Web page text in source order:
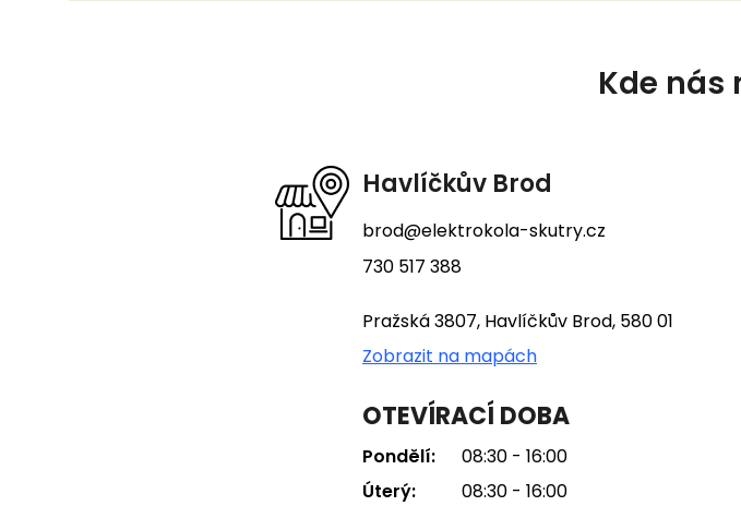
Kde nás
Havlíčkův Brod
brod@elektrokola-skutry.cz
730 517 388
Pražská 3807, Havlíčkův Brod, 580 01
Zobrazit na mapách
OTEVÍRACÍ DOBA
Pondělí:
08:30 - 16:00
Úterý:
08:30 - 16:00